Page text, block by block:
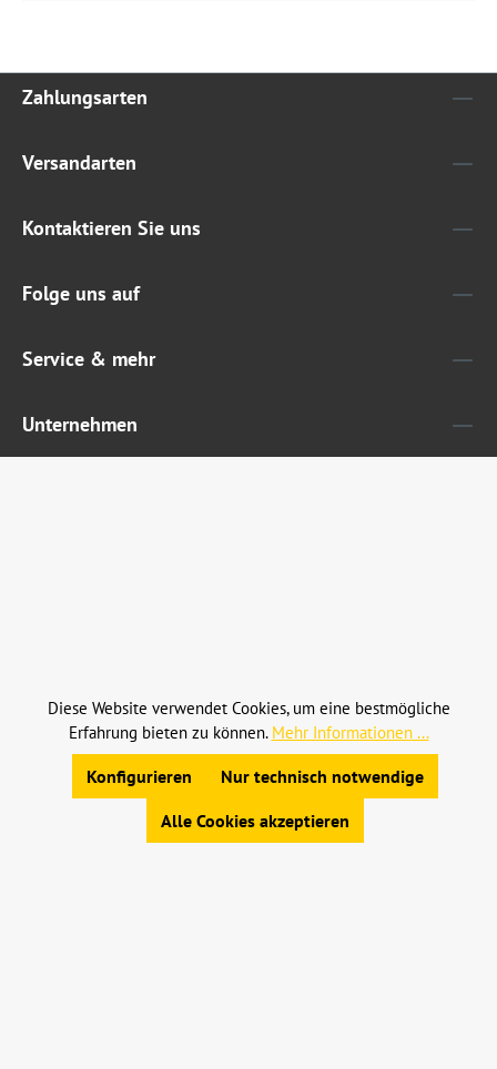
Zahlungsarten
Versandarten
Kontaktieren Sie uns
Folge uns auf
Service & mehr
Unternehmen
© 2023 Leinweber Landtechnik GmbH & Co. KG
Allgemeine Geschäftsbedingungen|
Widerrufsbelehrung
Impressum
Diese Website verwendet Cookies, um eine bestmögliche
Erfahrung bieten zu können. Mehr Informationen ...
Nur technisch notwendige
Konfigurieren
Alle Cookies akzeptieren